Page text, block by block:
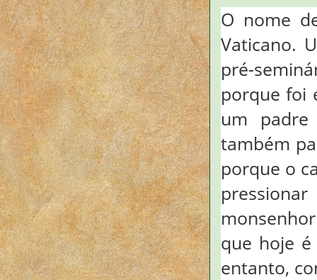
O nome
Vaticano.
pré-
porque foi
um
também
porque o
que hoje
entanto,